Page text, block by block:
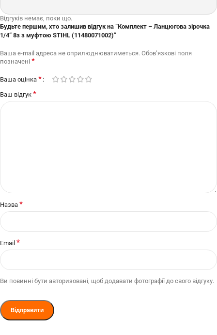
Відгуків немає, поки що.
Будьте першим, хто залишив відгук на “Комплект – Ланцюгова зірочка
1/4“ 8з з муфтою STIHL (11480071002)”
Ваша e-mail адреса не оприлюднюватиметься. Обов’язкові поля
позначені *
Ваша оцінка *
Ваш відгук *
Назва *
Email *
Ви повинні бути авторизовані, щоб додавати фотографії до свого відгуку.